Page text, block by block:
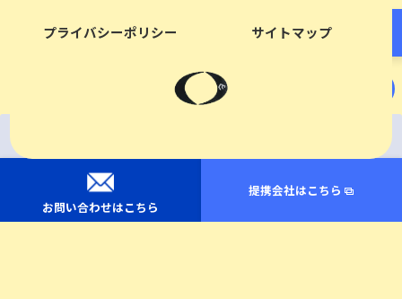
お問い合わせはこちら
提携会社はこちら
プライバシーポリシー サイトマップ
© 2026 兵庫県姫路市の車なら株式会社奥村モータース ALL RIGHTS RESERVED.